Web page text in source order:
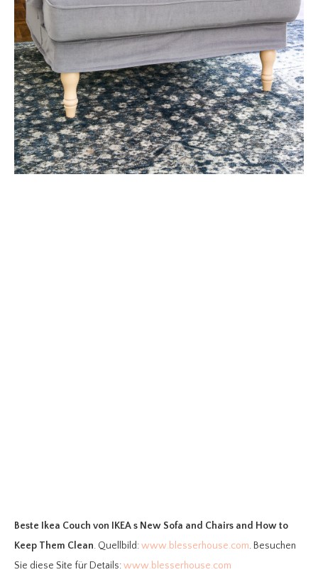
Beste Ikea Couch von IKEA s New Sofa and Chairs and How to
Keep Them Clean. Quellbild:www.blesserhouse.com. Besuchen
Sie diese Site für Details:www.blesserhouse.com